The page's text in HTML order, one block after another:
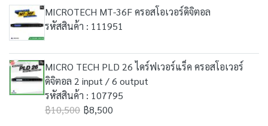
MICROTECH MT-36F ครอสโอเวอร์ดิจิตอล
รหัสสินค้า : 111951
MICRO TECH PLD 26 ไดร์ฟเวอร์แร็ค ครอสโอเวอร์
ดิจิตอล 2 input / 6 output
รหัสสินค้า : 107795
฿10,500 ฿8,500